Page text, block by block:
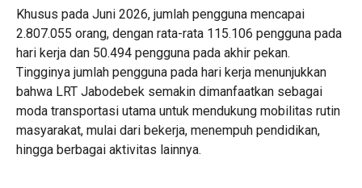
Khusus pada Juni 2026, jumlah pengguna mencapai
2.807.055 orang, dengan rata-rata 115.106 pengguna pada
hari kerja dan 50.494 pengguna pada akhir pekan.
Tingginya jumlah pengguna pada hari kerja menunjukkan
bahwa LRT Jabodebek semakin dimanfaatkan sebagai
moda transportasi utama untuk mendukung mobilitas rutin
masyarakat, mulai dari bekerja, menempuh pendidikan,
hingga berbagai aktivitas lainnya.